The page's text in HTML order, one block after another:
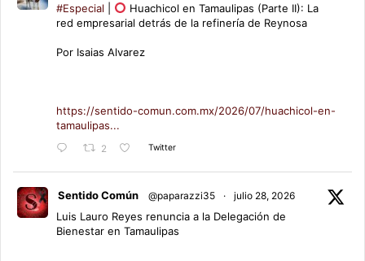
#Especial
Huachicol en Tamaulipas (Parte II): La
red empresarial detrás de la refinería de Reynosa
Por Isaias Alvarez
https://sentido-comun.com.mx/2026/07/huachicol-en-
tamaulipas...
2 Twitter
Sentido Común @paparazzi35 · julio 28, 2026
Luis Lauro Reyes renuncia a la Delegación de
Bienestar en Tamaulipas